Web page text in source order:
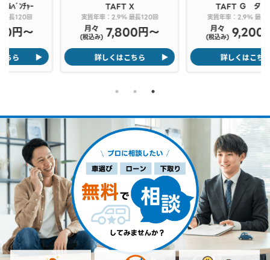
実質年率：2.9% 最長120回
7,800円〜
詳しくはこちら
Ｇ ターボ
実質年率：2.9% 最長120回
9,200円〜
詳しくはこちら